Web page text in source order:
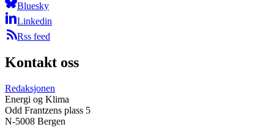
Bluesky
Linkedin
Rss feed
Kontakt oss
Redaksjonen
Energi og Klima
Odd Frantzens plass 5
N-5008 Bergen